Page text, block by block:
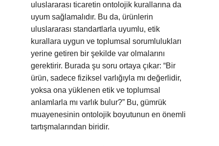
uluslararası ticaretin ontolojik kurallarına da
uyum sağlamalıdır. Bu da, ürünlerin
uluslararası standartlarla uyumlu, etik
kurallara uygun ve toplumsal sorumlulukları
yerine getiren bir şekilde var olmalarını
gerektirir. Burada şu soru ortaya çıkar: “Bir
ürün, sadece fiziksel varlığıyla mı değerlidir,
yoksa ona yüklenen etik ve toplumsal
anlamlarla mı varlık bulur?” Bu, gümrük
muayenesinin ontolojik boyutunun en önemli
tartışmalarından biridir.